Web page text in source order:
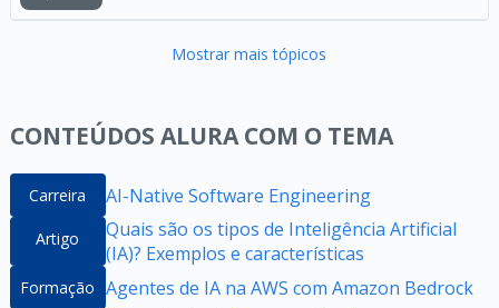
Mostrar mais tópicos
CONTEÚDOS ALURA COM O TEMA
Carreira AI-Native Software Engineering
Artigo
Quais são os tipos de Inteligência Artificial
(IA)? Exemplos e características
Formação Agentes de IA na AWS com Amazon Bedrock